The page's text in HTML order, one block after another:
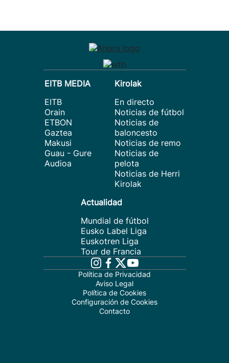
EITB MEDIA
EITB
Orain
ETBON
Gaztea
Makusi
Guau - Gure
Audioa
Kirolak
En directo
Noticias de fútbol
Noticias de
baloncesto
Noticias de remo
Noticias de
pelota
Noticias de Herri
Kirolak
Actualidad
Mundial de fútbol
Eusko Label Liga
Euskotren Liga
Tour de Francia
Política de Privacidad
Aviso Legal
Política de Cookies
Configuración de Cookies
Contacto